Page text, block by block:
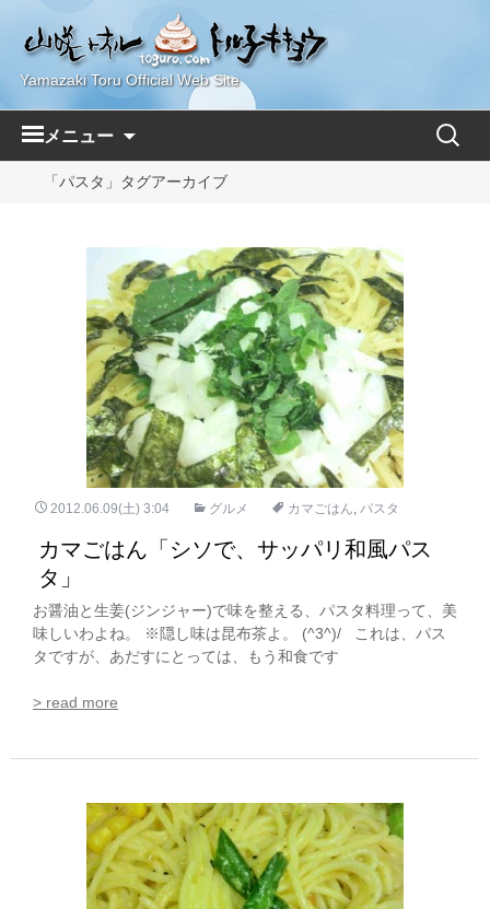
Yamazaki Toru Official Web Site
メニュー
テ
ス
キ
ッ
プ
検
「パスタ」タグアーカイブ
2012.06.09(土) 3:04 グルメ カマごはん, パスタ
カマごはん「シソで、サッパリ和風パス
タ」
お醤油と生姜(ジンジャー)で味を整える、パスタ料理って、美
味しいわよね。 ※隠し味は昆布茶よ。 (^3^)/ これは、パス
タですが、あだすにとっては、もう和食です
> read more